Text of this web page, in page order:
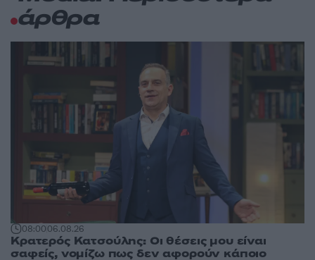
άρθρα
08:0006.08.26
Κρατερός Κατσούλης: Οι θέσεις μου είναι
σαφείς, νομίζω πως δεν αφορούν κάποιο